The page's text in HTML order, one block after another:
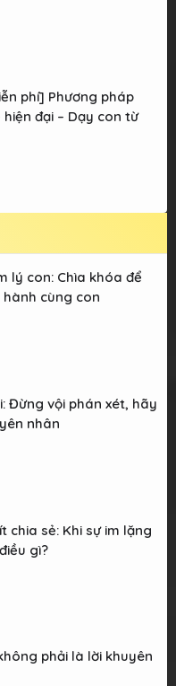
phí] Phương pháp
hiện đại – Dạy con từ
lý con: Chìa khóa để
cùng con
Đừng vội phán xét, hãy
nhân
chia sẻ: Khi sự im lặng
gì?
phải là lời khuyên